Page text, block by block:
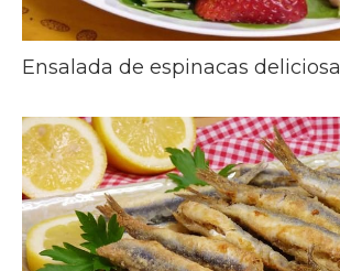
Ensalada de espinacas deliciosa